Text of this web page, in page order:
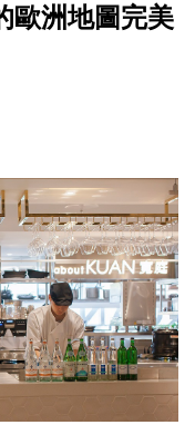
歐洲地圖完美